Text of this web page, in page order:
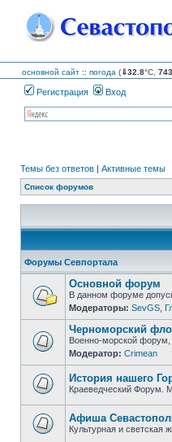
основной сайт :: погода (⇓32.8°C, 743
Регистрация Вход
Темы без ответов | Активные темы
Список форумов
Форумы Севпортала
Нет
непрочитанных
сообщений
Основной форум
В данном форуме
Модераторы: SevGS
Нет
непрочитанных
сообщений
Черноморский
Военно-морской форум,
Модератор: Crimean
непрочитанных
сообщений
История нашего
Краеведческий Форум.
Афиша
Культурная и светская